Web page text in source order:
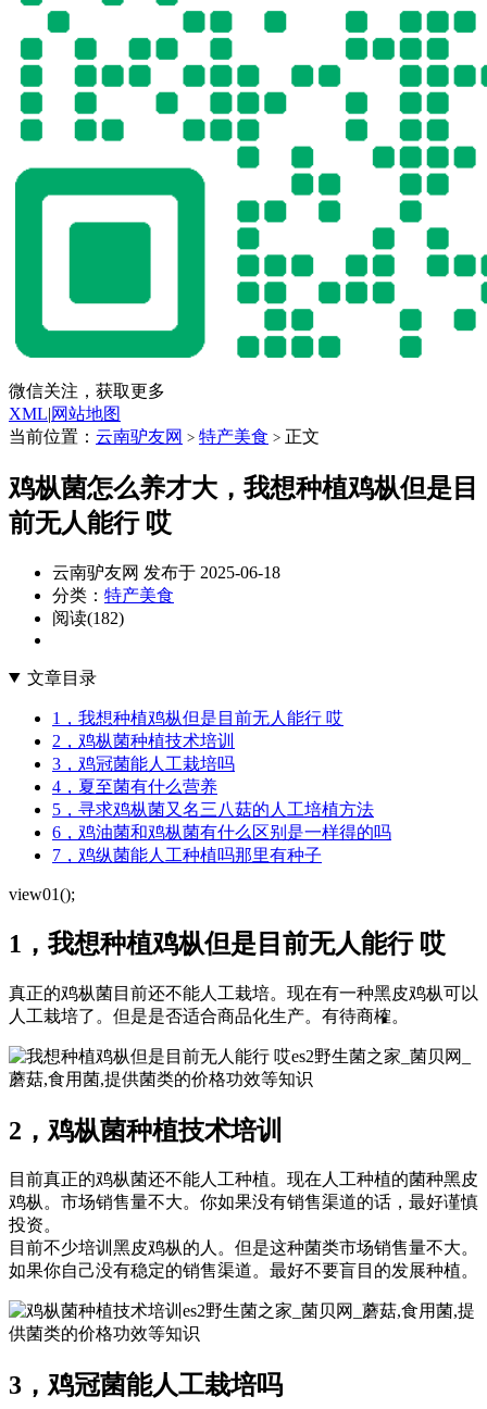
微信关注，获取更多
XML|网站地图
当前位置： 云南驴友网 > 特产美食 > 正文
鸡枞菌怎么养才大，我想种植鸡枞但是目
前无人能行 哎
云南驴友网 发布于 2025-06-18
分类： 特产美食
阅读(182)
文章目录
1，我想种植鸡枞但是目前无人能行 哎
2，鸡枞菌种植技术培训
3，鸡冠菌能人工栽培吗
4，夏至菌有什么营养
5，寻求鸡枞菌又名三八菇的人工培植方法
6，鸡油菌和鸡枞菌有什么区别是一样得的吗
7，鸡纵菌能人工种植吗那里有种子
view01();
1，我想种植鸡枞但是目前无人能行 哎
真正的鸡枞菌目前还不能人工栽培。现在有一种黑皮鸡枞可以
人工栽培了。但是是否适合商品化生产。有待商榷。
es2野生菌之家_菌贝网_
蘑菇,食用菌,提供菌类的价格功效等知识
2，鸡枞菌种植技术培训
目前真正的鸡枞菌还不能人工种植。现在人工种植的菌种黑皮
鸡枞。市场销售量不大。你如果没有销售渠道的话，最好谨慎
投资。
目前不少培训黑皮鸡枞的人。但是这种菌类市场销售量不大。
如果你自己没有稳定的销售渠道。最好不要盲目的发展种植。
es2野生菌之家_菌贝网_蘑菇,食用菌,提
供菌类的价格功效等知识
3，鸡冠菌能人工栽培吗